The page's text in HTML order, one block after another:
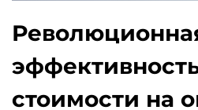
стоимости на